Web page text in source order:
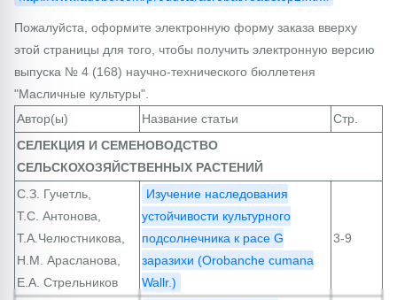
Пожалуйста, оформите электронную форму заказа вверху
этой страницы для того, чтобы получить электронную версию
выпуска № 4 (168) научно-технического бюллетеня
"Масличные культуры".
Автор(ы)
Название статьи
Стр.
СЕЛЕКЦИЯ И СЕМЕНОВОДСТВО
СЕЛЬСКОХОЗЯЙСТВЕННЫХ РАСТЕНИЙ
С.З. Гучетль,
Т.С. Антонова,
Т.А.Челюстникова,
Н.М. Арасланова,
Е.А. Стрельников
Изучение наследования
устойчивости культурного
подсолнечника к расе G
заразихи (Orobanche cumana
Wallr.)
3-9